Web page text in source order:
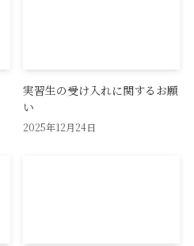
実習生の受け入れに関するお願
い
2025年12月24日